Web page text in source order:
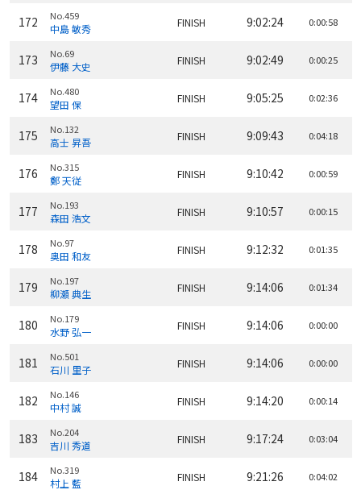
172 No.459
中島 敏秀 FINISH 9:02:24 0:00:58
173 No.69
伊藤 大史 FINISH 9:02:49 0:00:25
174 No.480
望田 保 FINISH 9:05:25 0:02:36
175 No.132
高士 昇吾 FINISH 9:09:43 0:04:18
176 No.315
鄭 天従 FINISH 9:10:42 0:00:59
177 No.193
森田 浩文 FINISH 9:10:57 0:00:15
178 No.97
奥田 和友 FINISH 9:12:32 0:01:35
179 No.197
柳瀬 典生 FINISH 9:14:06 0:01:34
180 No.179
水野 弘一 FINISH 9:14:06 0:00:00
181 No.501
石川 里子 FINISH 9:14:06 0:00:00
182 No.146
中村 誠 FINISH 9:14:20 0:00:14
183 No.204
吉川 秀道 FINISH 9:17:24 0:03:04
184 No.319
村上 藍 FINISH 9:21:26 0:04:02